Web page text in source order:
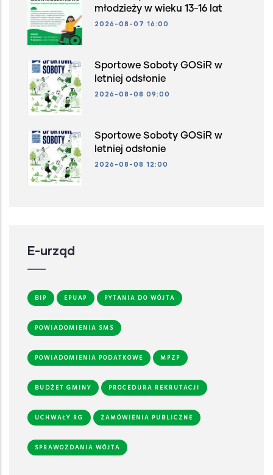
młodzieży w wieku 13-16 lat
2026-08-07 16:00
Sportowe Soboty GOSiR w
letniej odsłonie
2026-08-08 09:00
Sportowe Soboty GOSiR w
letniej odsłonie
2026-08-08 12:00
E-urząd
BIP EPUAP PYTANIA DO WÓJTA
POWIADOMIENIA SMS
POWIADOMIENIA PODATKOWE MPZP
BUDŻET GMINY PROCEDURA REKRUTACJI
UCHWAŁY RG ZAMÓWIENIA PUBLICZNE
SPRAWOZDANIA WÓJTA